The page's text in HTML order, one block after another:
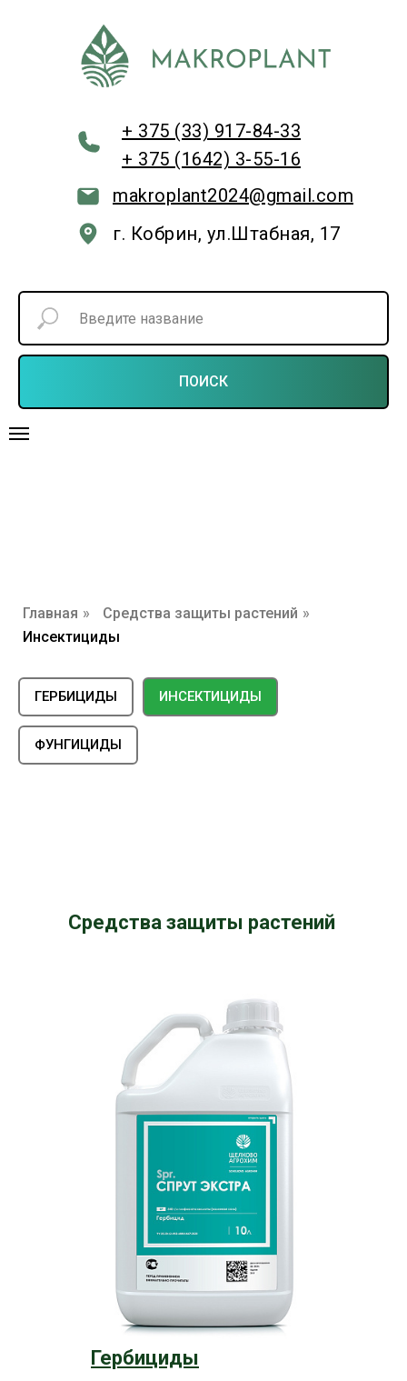
+ 375 (33) 917-84-33
makroplant2024@gmail.com
г. Кобрин, ул.Штабная, 17
+ 375 (1642) 3-55-16
ПОИСК
Главная » Средства защиты растений »
Инсектициды
ГЕРБИЦИДЫ ИНСЕКТИЦИДЫ
ФУНГИЦИДЫ
Средства защиты растений
Гербициды